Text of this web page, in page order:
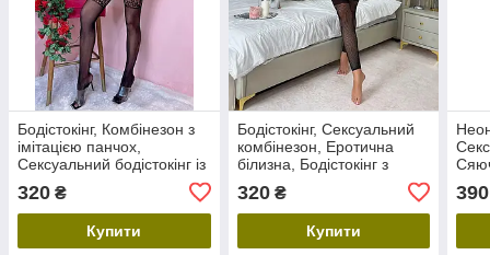
Бодістокінг, Комбінезон з
імітацією панчох,
Сексуальний бодістокінг із
ажурними вставками
320 ₴
Купити
Бодістокінг, Сексуальний
комбінезон, Еротична
білизна, Бодістокінг з
панчох
320₴
Купити
390